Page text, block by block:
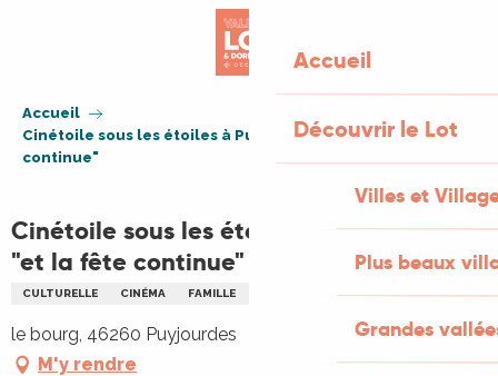
Accueil
Découvrir le Lot
Villes et
Plus beaux
Grandes
Accueil
Cinétoile sous les étoiles à Puyjourdes "et la fête
continue"
Cinétoile sous les étoiles à Puyjourdes
"et la fête continue"
CULTURELLE CINÉMA FAMILLE PLEIN AIR
le bourg, 46260 Puyjourdes
M'y rendre